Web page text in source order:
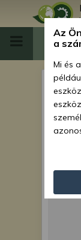
jobb
Az
a
Mi és